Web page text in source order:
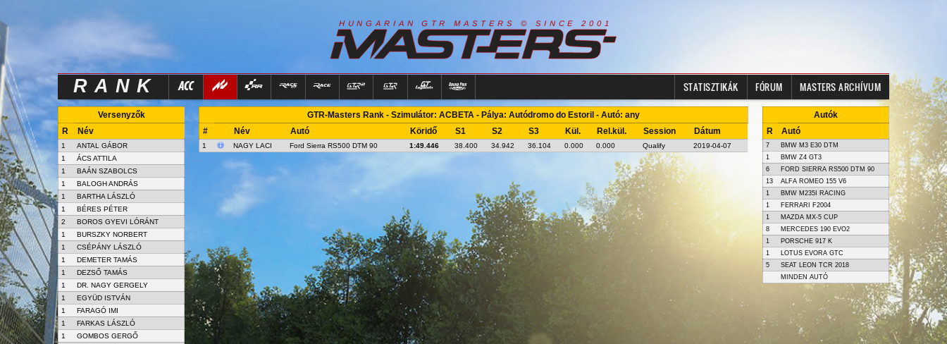
H U N G A R I A N G T R M A S T E R S © S I N C E 2 0 0 1
RANK STATISZTIKÁK FÓRUM MASTERS ARCHÍVUM
Versenyzők
R
Név
1
ANTAL GÁBOR
1
ÁCS ATTILA
1
BAÁN SZABOLCS
1
BALOGH ANDRÁS
1
BARTHA LÁSZLÓ
1
BÉRES PÉTER
2
BOROS GYEVI LÓRÁNT
1
BURSZKY NORBERT
1
CSÉPÁNY LÁSZLÓ
1
DEMETER TAMÁS
1
DEZSŐ TAMÁS
1
DR. NAGY GERGELY
1
EGYÜD ISTVÁN
1
FARAGÓ IMI
1
FARKAS LÁSZLÓ
1
GOMBOS GERGŐ
GTR-Masters Rank - Szimulátor: ACBETA - Pálya: Autódromo do Estoril - Autó: any
#
Név Autó Köridő S1 S2 S3 Kül. Rel.kül. Session Dátum
1 NAGY LACI Ford Sierra RS500 DTM 90 1:49.446 38.400 34.942 36.104 0.000 0.000 Qualify 2019-04-07
Autók
R
Autó
7
BMW M3 E30 DTM
1
BMW Z4 GT3
6
FORD SIERRA RS500 DTM 90
13
ALFA ROMEO 155 V6
1
BMW M235I RACING
1
FERRARI F2004
1
MAZDA MX-5 CUP
8
MERCEDES 190 EVO2
1
PORSCHE 917 K
1
LOTUS EVORA GTC
5
SEAT LEON TCR 2018
MINDEN AUTÓ